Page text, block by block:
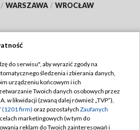
/ WARSZAWA / WROCŁAW
TVP
Regulamin TVP
prywatności
Moje zgody
do serwisu", aby wyrazić zgody na
śledzenia i zbierania danych,
urządzeniu końcowym i ich
Twoich danych osobowych przez
w likwidacji (zwaną dalej również „TVP”),
(1201 firm) oraz pozostałych Zaufanych
marketingowych (w tym do
reklam do Twoich zainteresowań i